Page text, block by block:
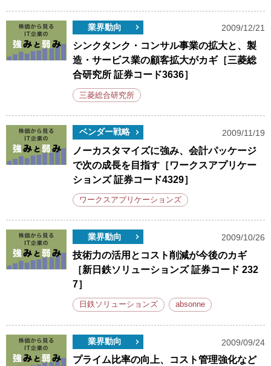
業界動向 2009/12/21
シンクタンク・コンサル事業の拡大と、製
造・サービス業の顧客拡大がカギ［三菱総
合研究所 証券コード3636］
三菱総合研究所
ベンダー戦略 2009/11/19
ノーカスタマイズに強み、会計パッケージ
で次の成長を目指す［ワークスアプリケー
ションズ 証券コード4329］
ワークスアプリケーションズ
業界動向 2009/10/26
技術力の活用とコスト削減が今後のカギ
［新日鉄ソリューションズ 証券コード 232
7］
日鉄ソリューションズ absonne
業界動向 2009/09/24
プライム比率の向上、コスト管理強化など